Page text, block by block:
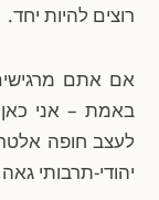
רוצים להיות יחד.
אם אתם
לעצב חופה
יהודי-תרבותי